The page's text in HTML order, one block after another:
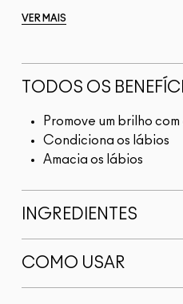
VER MAIS
TODOS OS
Promove um brilho
Condiciona os lábios
Amacia os lábios
INGREDIENTES
COMO USAR